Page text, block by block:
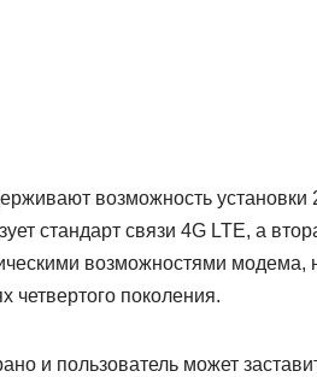
возможность установки
стандарт связи 4G LTE, а
возможностями модема,
четвертого поколения.
и пользователь может